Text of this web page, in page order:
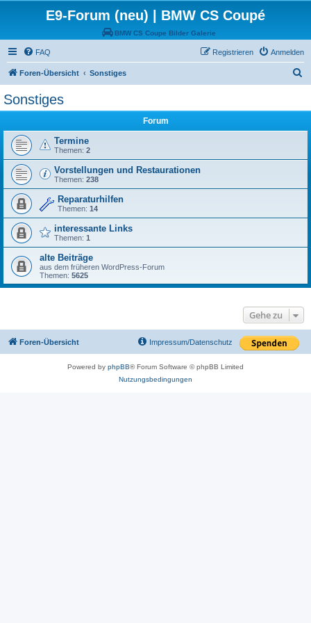
E9-Forum (neu) | BMW CS Coupé
BMW CS Coupe Bilder Galerie
FAQ Anmelden
Registrieren
Foren-Übersicht Sonstiges
Sonstiges
Forum
Termine
Themen: 2
Vorstellungen und Restaurationen
Themen: 238
Reparaturhilfen
Themen: 14
interessante Links
Themen: 1
alte Beiträge
aus dem früheren WordPress-Forum
Themen: 5625
Gehe zu
Foren-Übersicht Impressum/Datenschutz
Powered by phpBB® Forum Software © phpBB Limited
Nutzungsbedingungen